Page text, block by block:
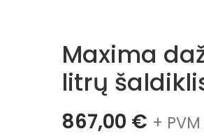
Maxima
litrų
867,00 € +